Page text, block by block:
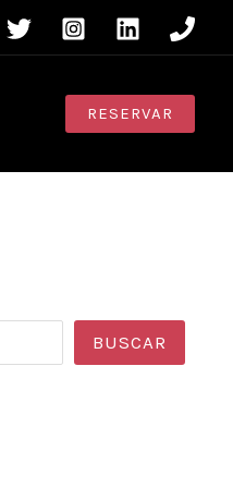
RESERVAR
BUSCAR